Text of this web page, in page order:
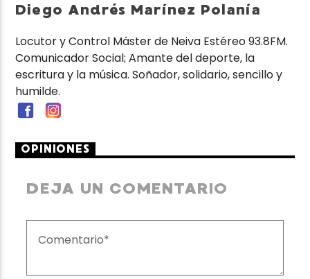
Diego Andrés Marínez Polanía
Locutor y Control Máster de Neiva Estéreo 93.8FM.
Comunicador Social; Amante del deporte, la
escritura y la música. Soñador, solidario, sencillo y
humilde.
OPINIONES
DEJA UN COMENTARIO